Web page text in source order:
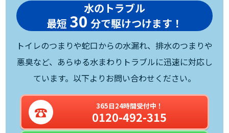
水のトラブル
最短 30分で駆けつけます！
トイレのつまりや蛇口からの水漏れ、排水のつまりや
悪臭など、あらゆる水まわりトラブルに迅速に対応し
ています。以下よりお問い合わせください。
365日24時間受付中！
0120-492-315